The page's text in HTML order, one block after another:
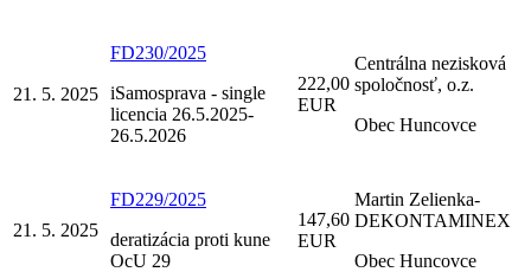
21. 5. 2025
FD230/2025
iSamosprava - single
licencia 26.5.2025-
26.5.2026
222,00
EUR
Centrálna nezisková
spoločnosť, o.z.
Obec Huncovce
21. 5. 2025
FD229/2025
deratizácia proti kune
OcU 29
147,60
EUR
Martin Zelienka-
DEKONTAMINEX
Obec Huncovce